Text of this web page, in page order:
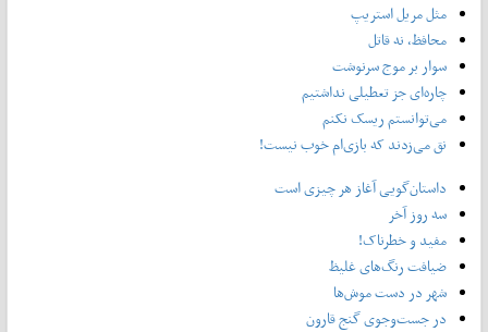
مثل مریل استریپ
محافظ، نه قاتل
سوار بر موج سرنوشت
چاره‌ای جز تعطیلی نداشتیم
می‌توانستم ریسک نکنم
نق می‌زدند که بازی‌ام خوب نیست!
داستان‌گویی آغاز هر چیزی است
سه روز آخر
مفید و خطرناک!
ضیافت رنگ‌های غلیظ
شهر در دست موش‌ها
در جست‌وجوی گنج قارون